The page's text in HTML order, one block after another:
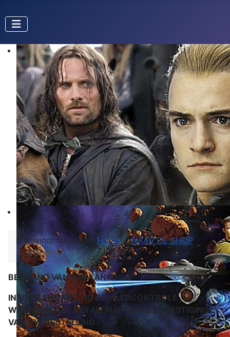
U bevindt zich hier:Home
NAAR DE SHOP
BOEKEN
BETALING VAN UW AANKOOP:
IN VERBAND MET VOORRAADCONTROLE
WACHTEN MET BETALEN OP ONZE BEVESTIGING
VAN UW BESTELLING.